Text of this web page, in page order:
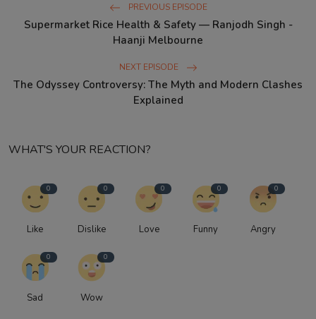
PREVIOUS EPISODE
Supermarket Rice Health & Safety — Ranjodh Singh -
Haanji Melbourne
NEXT EPISODE
The Odyssey Controversy: The Myth and Modern Clashes
Explained
WHAT'S YOUR REACTION?
0
Like
0
Dislike
0
Love
0
Funny
0
Angry
0
Sad
0
Wow